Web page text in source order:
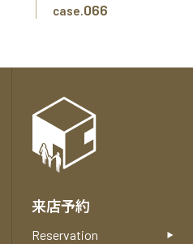
case.066
来店予約
Reservation